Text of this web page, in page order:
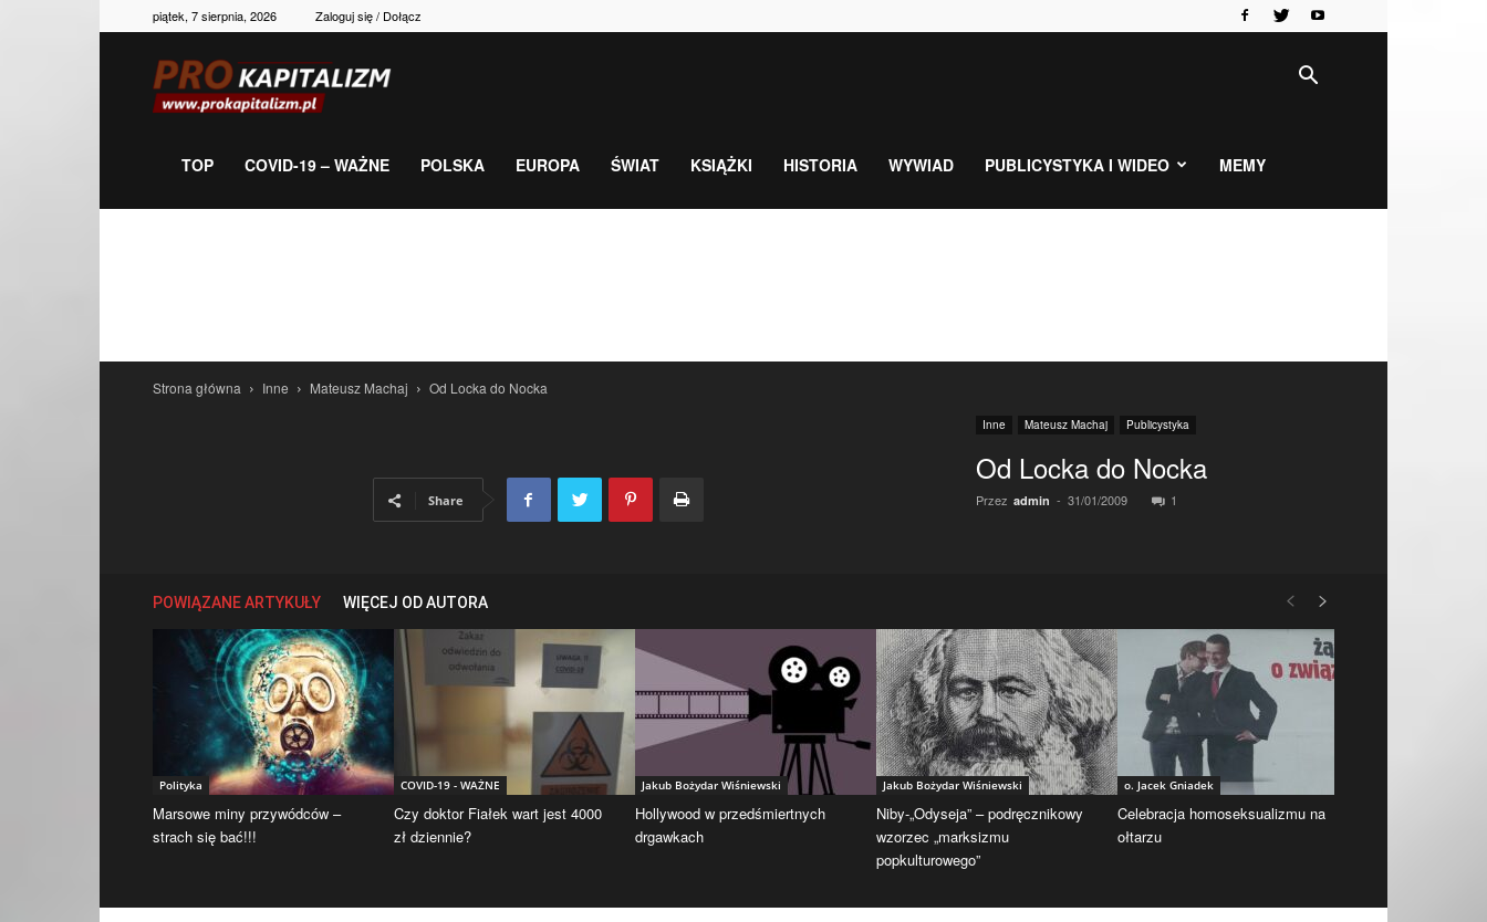
piątek, 7 sierpnia, 2026 Zaloguj się / Dołącz
gospodarka,
TOP COVID-19 – WAŻNE POLSKA EUROPA ŚWIAT KSIĄŻKI HISTORIA WYWIAD PUBLICYSTYKA I WIDEO MEMY
Strona główna Inne Mateusz Machaj Od Locka do Nocka
Inne Mateusz Machaj Publicystyka
Od Locka do Nocka
Przez admin - 31/01/2009 1
Share
POWIĄZANE ARTYKUŁY WIĘCEJ OD AUTORA
Polityka
Marsowe miny przywódców –
strach się bać!!!
COVID-19 - WAŻNE
Czy doktor Fiałek wart jest 4000
zł dziennie?
Jakub Bożydar Wiśniewski
Hollywood w przedśmiertnych
drgawkach
Jakub Bożydar Wiśniewski
Niby-„Odyseja” – podręcznikowy
wzorzec „marksizmu
popkulturowego”
o. Jacek Gniadek
Celebracja homoseksualizmu na
ołtarzu